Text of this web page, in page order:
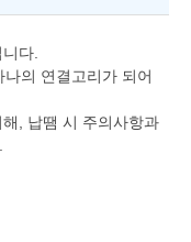
다.
의 연결고리가 되어
, 납땜 시 주의사항과